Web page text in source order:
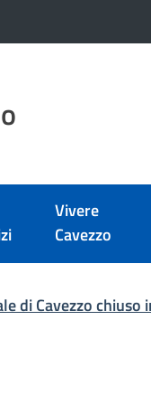
Vivere
Cavezzo
di Cavezzo chiuso